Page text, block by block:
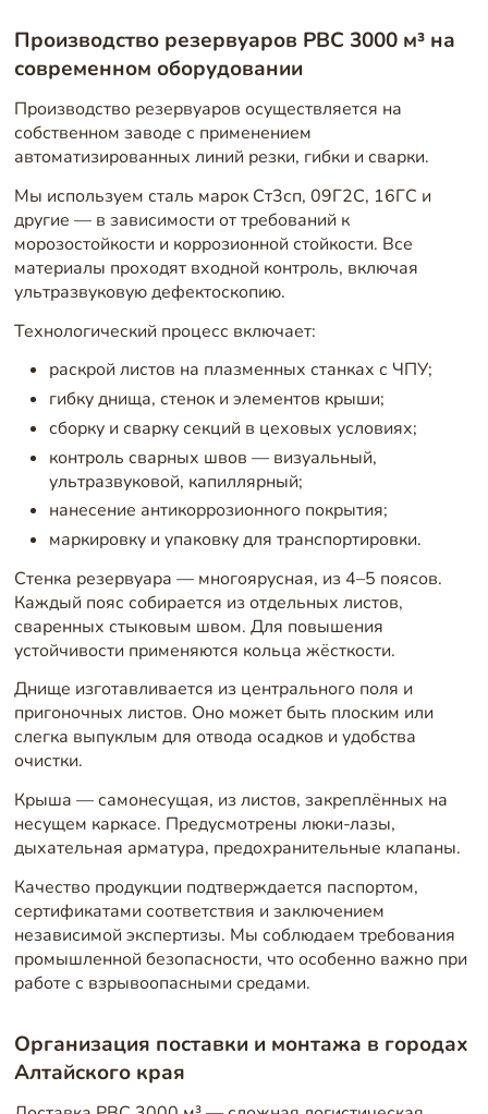
Производство резервуаров РВС 3000 м³ на
современном оборудовании
Производство резервуаров осуществляется на
собственном заводе с применением
автоматизированных линий резки, гибки и сварки.
Мы используем сталь марок Ст3сп, 09Г2С, 16ГС и
другие — в зависимости от требований к
морозостойкости и коррозионной стойкости. Все
материалы проходят входной контроль, включая
ультразвуковую дефектоскопию.
Технологический процесс включает:
раскрой листов на плазменных станках с ЧПУ;
гибку днища, стенок и элементов крыши;
сборку и сварку секций в цеховых условиях;
контроль сварных швов — визуальный,
ультразвуковой, капиллярный;
нанесение антикоррозионного покрытия;
маркировку и упаковку для транспортировки.
Стенка резервуара — многоярусная, из 4–5 поясов.
Каждый пояс собирается из отдельных листов,
сваренных стыковым швом. Для повышения
устойчивости применяются кольца жёсткости.
Днище изготавливается из центрального поля и
пригоночных листов. Оно может быть плоским или
слегка выпуклым для отвода осадков и удобства
очистки.
Крыша — самонесущая, из листов, закреплённых на
несущем каркасе. Предусмотрены люки-лазы,
дыхательная арматура, предохранительные клапаны.
Качество продукции подтверждается паспортом,
сертификатами соответствия и заключением
независимой экспертизы. Мы соблюдаем требования
промышленной безопасности, что особенно важно при
работе с взрывоопасными средами.
Организация поставки и монтажа в городах
Алтайского края